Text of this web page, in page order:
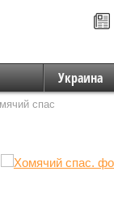
Украина
спас